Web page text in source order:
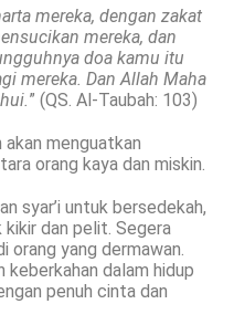
mereka, dengan zakat
mereka, dan
doa kamu itu
mereka. Dan Allah Maha
” (QS. Al-Taubah: 103)
menguatkan
orang kaya dan miskin.
syar’i untuk bersedekah,
dan pelit. Segera
orang yang dermawan.
keberkahan dalam hidup
penuh cinta dan